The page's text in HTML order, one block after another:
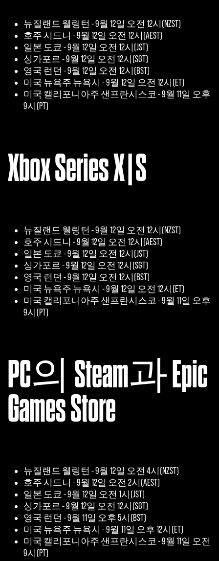
뉴질랜드 웰링턴 - 9월 12일 오전 12시(NZST)
호주 시드니 - 9월 12일 오전 12시(AEST)
일본 도쿄 - 9월 12일 오전 12시(JST)
싱가포르 - 9월 12일 오전 12시(SGT)
영국 런던 - 9월 12일 오전 12시(BST)
미국 뉴욕주 뉴욕시 - 9월 12일 오전 12시(ET)
미국 캘리포니아주 샌프란시스코 - 9월 11일 오후
9시(PT)
Xbox Series X|S
뉴질랜드 웰링턴 - 9월 12일 오전 12시(NZST)
호주 시드니 - 9월 12일 오전 12시(AEST)
일본 도쿄 - 9월 12일 오전 12시(JST)
싱가포르 - 9월 12일 오전 12시(SGT)
영국 런던 - 9월 12일 오전 12시(BST)
미국 뉴욕주 뉴욕시 - 9월 12일 오전 12시(ET)
미국 캘리포니아주 샌프란시스코 - 9월 11일 오후
9시(PT)
PC의 Steam과 Epic
Games Store
뉴질랜드 웰링턴 - 9월 12일 오전 4시(NZST)
호주 시드니 - 9월 12일 오전 2시(AEST)
일본 도쿄 - 9월 12일 오전 1시(JST)
싱가포르 - 9월 12일 오전 12시(SGT)
영국 런던 - 9월 11일 오후 5시(BST)
미국 뉴욕주 뉴욕시 - 9월 11일 오후 12시(ET)
미국 캘리포니아주 샌프란시스코 - 9월 11일 오전
9시(PT)